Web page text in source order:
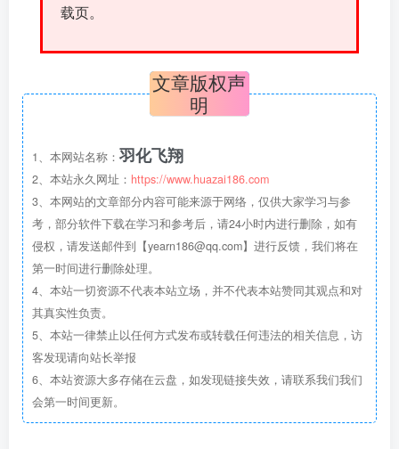
载页。
文章版权声
明
1、本网站名称： 羽化飞翔
2、本站永久网址： https://www.huazai186.com
3、本网站的文章部分内容可能来源于网络，仅供大家学习与参
考，部分软件下载在学习和参考后，请24小时内进行删除，如有
侵权，请发送邮件到【yearn186@qq.com】进行反馈，我们将在
第一时间进行删除处理。
4、本站一切资源不代表本站立场，并不代表本站赞同其观点和对
其真实性负责。
5、本站一律禁止以任何方式发布或转载任何违法的相关信息，访
客发现请向站长举报
6、本站资源大多存储在云盘，如发现链接失效，请联系我们我们
会第一时间更新。